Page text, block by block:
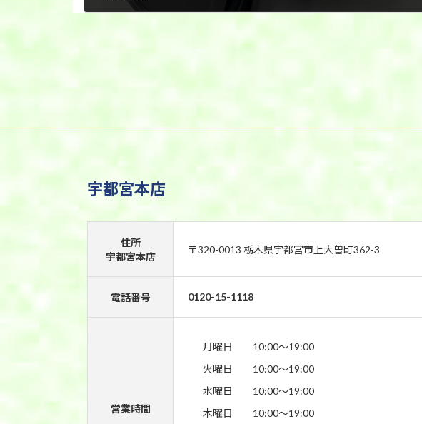
宇都宮本店
住所
宇都宮本店
〒320-0013 栃木県宇都宮市上大曽町362-3
電話番号 0120-15-1118
営業時間
月曜日
10:00〜19:00
火曜日
10:00〜19:00
水曜日
10:00〜19:00
木曜日
10:00〜19:00